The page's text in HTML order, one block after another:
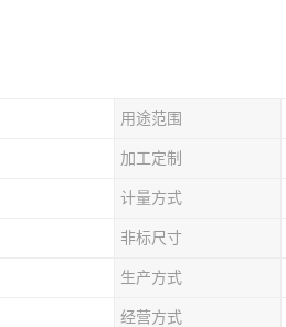
用途范围
加工定制
计量方式
非标尺寸
生产方式
经营方式